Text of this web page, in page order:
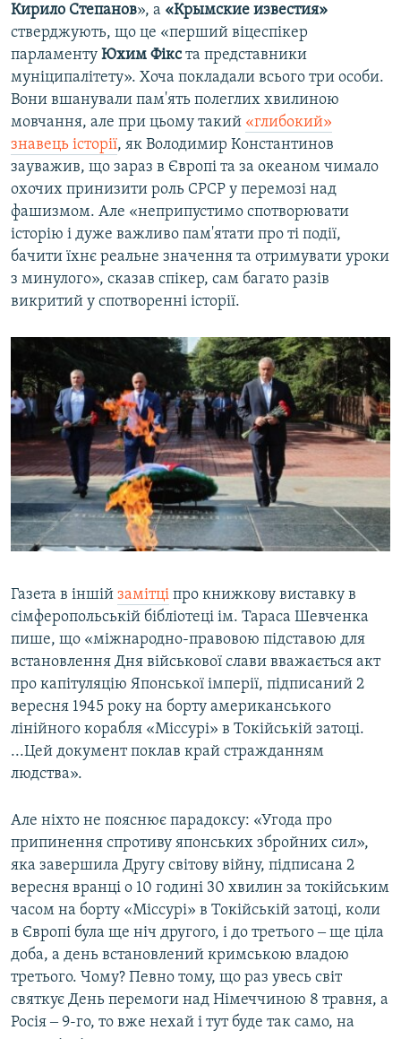
Кирило Степанов», а «Крымские известия»
стверджують, що це «перший віцеспікер
парламенту Юхим Фікста представники
муніципалітету». Хоча покладали всього три особи.
Вони вшанували пам'ять полеглих хвилиною
мовчання, але при цьому такий «глибокий»
знавець історії, як Володимир Константинов
зауважив, що зараз в Європі та за океаном чимало
охочих принизити роль СРСР у перемозі над
фашизмом. Але «неприпустимо спотворювати
історію і дуже важливо пам'ятати про ті події,
бачити їхнє реальне значення та отримувати уроки
з минулого», сказав спікер, сам багато разів
викритий у спотворенні історії.
Газета в іншій замітці про книжкову виставку в
сімферопольській бібліотеці ім. Тараса Шевченка
пише, що «міжнародно-правовою підставою для
встановлення Дня військової слави вважається акт
про капітуляцію Японської імперії, підписаний 2
вересня 1945 року на борту американського
лінійного корабля «Міссурі» в Токійській затоці.
...Цей документ поклав край стражданням
людства».
Але ніхто не пояснює парадоксу: «Угода про
припинення спротиву японських збройних сил»,
яка завершила Другу світову війну, підписана 2
вересня вранці о 10 годині 30 хвилин за токійським
часом на борту «Міссурі» в Токійській затоці, коли
в Європі була ще ніч другого, і до третього ‒ ще ціла
доба, а день встановлений кримською владою
третього. Чому? Певно тому, що раз увесь світ
святкує День перемоги над Німеччиною 8 травня, а
Росія ‒ 9-го, то вже нехай і тут буде так само, на